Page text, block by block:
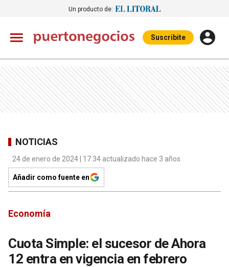
Un producto de:
Suscribite
NOTICIAS
24 de enero de 2024 | 17:34 actualizado hace 3 años
Añadir como fuente en
Economía
Cuota Simple: el sucesor de Ahora
12 entra en vigencia en febrero